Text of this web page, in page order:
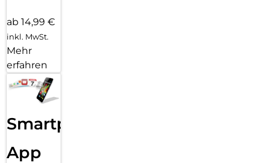
ab 14,99 €
inkl. MwSt.
Mehr
erfahren
Smartphone
App